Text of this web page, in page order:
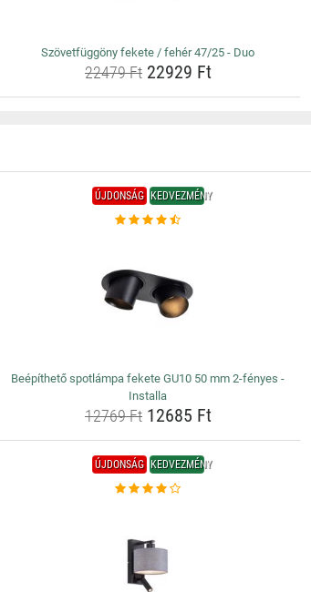
Szövetfüggöny fekete / fehér 47/25 - Duo
22479 Ft22929 Ft
ÚJDONSÁG KEDVEZMÉNY
Beépíthető spotlámpa fekete GU10 50 mm 2-fényes -
Installa
12769 Ft12685 Ft
ÚJDONSÁG KEDVEZMÉNY